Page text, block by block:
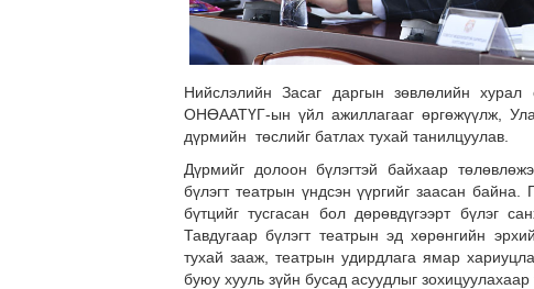
Нийслэлийн Засаг даргын зөвлөлийн
ОНӨААТҮГ-ын үйл ажиллагааг өргөжүүлж,
дүрмийн төслийг батлах тухай танилцуулав.
Дүрмийг долоон бүлэгтэй байхаар
бүлэгт театрын үндсэн үүргийг заасан байна.
бүтцийг тусгасан бол дөрөвдүгээрт бүлэг
Тавдугаар бүлэгт театрын эд хөрөнгийн
тухай зааж, театрын удирдлага ямар
буюу хууль зүйн бусад асуудлыг зохицуулахаар